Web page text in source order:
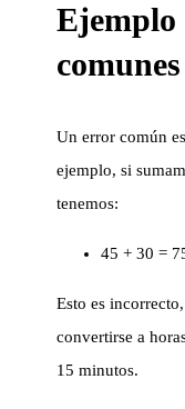
Ejemplo
comunes
Un error común
ejemplo, si
tenemos:
45 + 30 =
Esto es
convertirse a
15 minutos.